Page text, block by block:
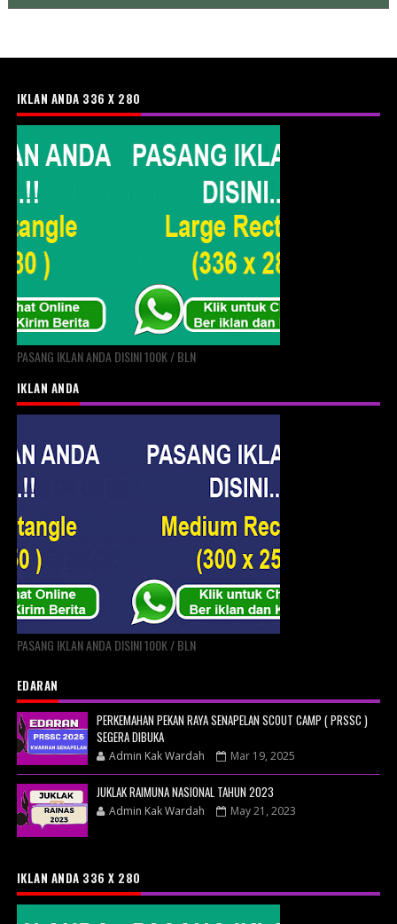
IKLAN ANDA 336 X 280
PASANG IKLAN ANDA DISINI 100K / BLN
IKLAN ANDA
PASANG IKLAN ANDA DISINI 100K / BLN
EDARAN
PERKEMAHAN PEKAN RAYA SENAPELAN SCOUT CAMP ( PRSSC )
SEGERA DIBUKA
Admin Kak Wardah Mar 19, 2025
JUKLAK RAIMUNA NASIONAL TAHUN 2023
Admin Kak Wardah May 21, 2023
IKLAN ANDA 336 X 280